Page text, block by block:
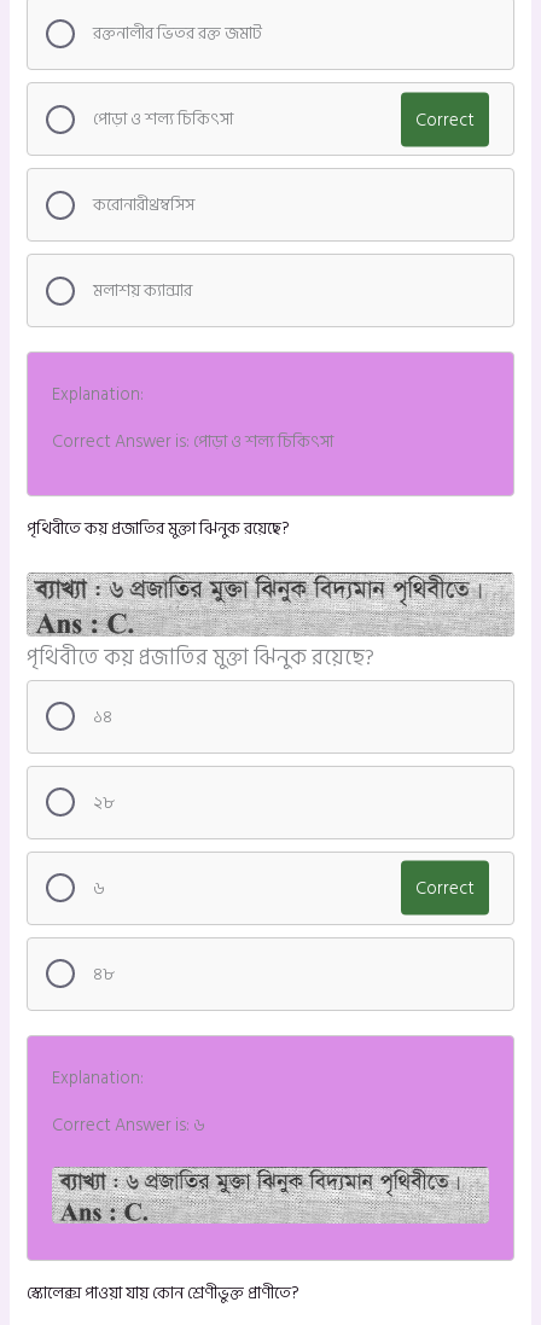
রক্তনালীর ভিতর রক্ত জমাট
পোড়া ও শল্য চিকিৎসা Correct
করোনারীথ্রম্বসিস
মলাশয় ক্যান্সার
Explanation:
Correct Answer is: পোড়া ও শল্য চিকিৎসা
পৃথিবীতে কয় প্রজাতির মুক্তা ঝিনুক রয়েছে?
পৃথিবীতে কয় প্রজাতির মুক্তা ঝিনুক রয়েছে?
১৪
২৮
৬ Correct
৪৮
Explanation:
Correct Answer is: ৬
স্কোলেক্স পাওয়া যায় কোন শ্রেণীভুক্ত প্রাণীতে?